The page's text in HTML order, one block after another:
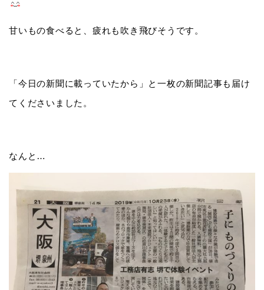
甘いもの食べると、疲れも吹き飛びそうです。
「今日の新聞に載っていたから」と一枚の新聞記事も届け
てくださいました。
なんと…